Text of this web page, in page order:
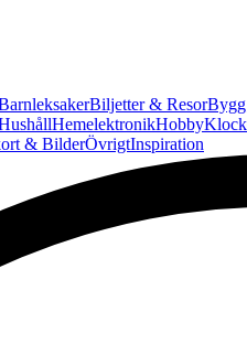
Biljetter & Resor
HemelektronikHobby
& BilderÖvrigtInspiration